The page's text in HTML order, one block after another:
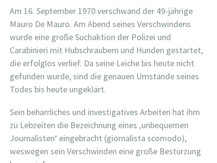
Am 16. September 1970 verschwand der 49-jährige
Mauro De Mauro. Am Abend seines Verschwindens
wurde eine große Suchaktion der Polizei und
Carabinieri mit Hubschraubern und Hunden gestartet,
die erfolglos verlief. Da seine Leiche bis heute nicht
gefunden wurde, sind die genauen Umstände seines
Todes bis heute ungeklärt.
Sein beharrliches und investigatives Arbeiten hat ihm
zu Lebzeiten die Bezeichnung eines ‚unbequemen
Journalisten‘ eingebracht (giornalista scomodo),
weswegen sein Verschwinden eine große Bestürzung